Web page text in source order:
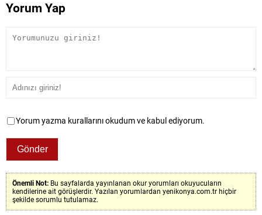
Yorum Yap
Yorum yazma kurallarını okudum ve kabul ediyorum.
Önemli Not: Bu sayfalarda yayınlanan okur yorumları okuyucuların
kendilerine ait görüşlerdir. Yazılan yorumlardan yenikonya.com.tr hiçbir
şekilde sorumlu tutulamaz.